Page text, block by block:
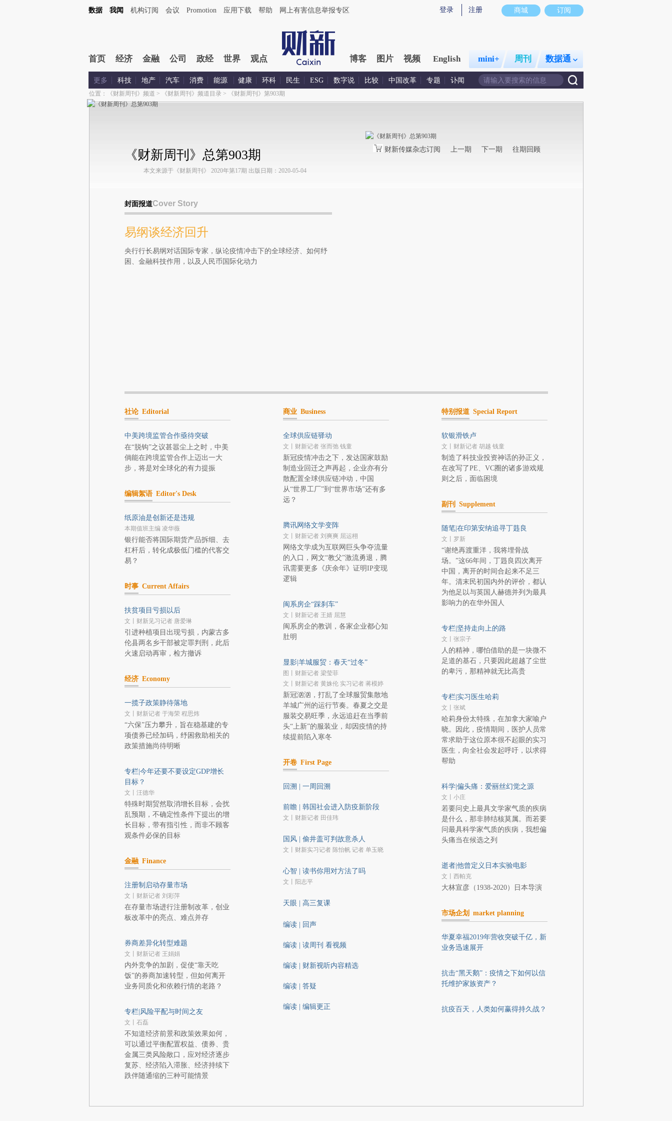
商城 订阅
登录 注册
数据 我闻 机构订阅 会议 Promotion 应用下载 帮助 网上有害信息举报专区
首页 经济 金融 公司 政经 世界 观点 博客 图片 视频 English mini+ 周刊 数据通
更多 科技 地产 汽车 消费 能源 健康 环科 民生 ESG 数字说 比较 中国改革 专题 讣闻
位置： 《财新周刊》频道 > 《财新周刊》频道目录> 《财新周刊》第903期
《财新周刊》总第903期
本文来源于《财新周刊》 2020年第17期 出版日期：2020-05-04
封面报道Cover Story
易纲谈经济回升
央行行长易纲对话国际专家，纵论疫情冲击下的全球经济、如何纾
困、金融科技作用，以及人民币国际化动力
财新传媒杂志订阅 上一期 下一期 往期回顾
社论 Editorial
中美跨境监管合作亟待突破
在“脱钩”之议甚嚣尘上之时，中美
倘能在跨境监管合作上迈出一大
步，将是对全球化的有力提振
编辑絮语 Editor's Desk
纸原油是创新还是违规
本期值班主编 凌华薇
银行能否将国际期货产品拆细、去
杠杆后，转化成极低门槛的代客交
易？
时事 Current Affairs
扶贫项目亏损以后
文丨财新见习记者 唐爱琳
引进种植项目出现亏损，内蒙古多
伦县两名乡干部被定罪判刑，此后
火速启动再审，检方撤诉
经济 Economy
一揽子政策静待落地
文丨财新记者 于海荣 程思炜
“六保”压力攀升，旨在稳基建的专
项债券已经加码，纾困救助相关的
政策措施尚待明晰
专栏|今年还要不要设定GDP增长
目标？
文丨汪德华
特殊时期贸然取消增长目标，会扰
乱预期，不确定性条件下提出的增
长目标，带有指引性，而非不顾客
观条件必保的目标
金融 Finance
注册制启动存量市场
文丨财新记者 刘彩萍
在存量市场进行注册制改革，创业
板改革中的亮点、难点并存
券商差异化转型难题
文丨财新记者 王娟娟
内外竞争的加剧，促使“靠天吃
饭”的券商加速转型，但如何离开
业务同质化和依赖行情的老路？
专栏|风险平配与时间之友
文丨石磊
不知道经济前景和政策效果如何，
可以通过平衡配置权益、债券、贵
金属三类风险敞口，应对经济逐步
复苏、经济陷入滞胀、经济持续下
跌伴随通缩的三种可能情景
商业 Business
全球供应链驿动
文丨财新记者 张而弛 钱童
新冠疫情冲击之下，发达国家鼓励
制造业回迁之声再起，企业亦有分
散配置全球供应链冲动，中国
从“世界工厂”到“世界市场”还有多
远？
腾讯网络文学变阵
文丨财新记者 刘爽爽 屈运栩
网络文学成为互联网巨头争夺流量
的入口，网文“教父”激流勇退，腾
讯需要更多《庆余年》证明IP变现
逻辑
闽系房企“踩刹车”
文丨财新记者 王婧 屈慧
闽系房企的教训，各家企业都心知
肚明
显影|羊城服贸：春天“过冬”
图丨财新记者 梁莹菲
文丨财新记者 黄姝伦 实习记者 蒋模婷
新冠汹汹，打乱了全球服贸集散地
羊城广州的运行节奏。春夏之交是
服装交易旺季，永远追赶在当季前
头“上新”的服装业，却因疫情的持
续提前陷入寒冬
开卷 First Page
回溯 | 一周回溯
前瞻 | 韩国社会进入防疫新阶段
文丨财新记者 田佳玮
国风 | 偷井盖可判故意杀人
文丨财新实习记者 陈怡帆 记者 单玉晓
心智 | 读书你用对方法了吗
文丨阳志平
天眼 | 高三复课
编读 | 回声
编读 | 读周刊 看视频
编读 | 财新视听内容精选
编读 | 答疑
编读 | 编辑更正
特别报道 Special Report
软银滑铁卢
文丨财新记者 胡越 钱童
制造了科技业投资神话的孙正义，
在改写了PE、VC圈的诸多游戏规
则之后，面临困境
副刊 Supplement
随笔|在印第安纳追寻丁韪良
文丨罗新
“谢绝再渡重洋，我将埋骨战
场。”这66年间，丁韪良四次离开
中国，离开的时间合起来不足三
年。清末民初国内外的评价，都认
为他足以与英国人赫德并列为最具
影响力的在华外国人
专栏|坚持走向上的路
文丨张宗子
人的精神，哪怕借助的是一块微不
足道的基石，只要因此超越了尘世
的卑污，那精神就无比高贵
专栏|实习医生哈莉
文丨张斌
哈莉身份太特殊，在加拿大家喻户
晓。因此，疫情期间，医护人员常
常求助于这位原本很不起眼的实习
医生，向全社会发起呼吁，以求得
帮助
科学|偏头痛：爱丽丝幻觉之源
文丨小庄
若要问史上最具文学家气质的疾病
是什么，那非肺结核莫属。而若要
问最具科学家气质的疾病，我想偏
头痛当在候选之列
逝者|他曾定义日本实验电影
文丨西帕克
大林宣彦（1938-2020）日本导演
市场企划 market planning
华夏幸福2019年营收突破千亿，新
业务迅速展开
抗击“黑天鹅”：疫情之下如何以信
托维护家族资产？
抗疫百天，人类如何赢得持久战？